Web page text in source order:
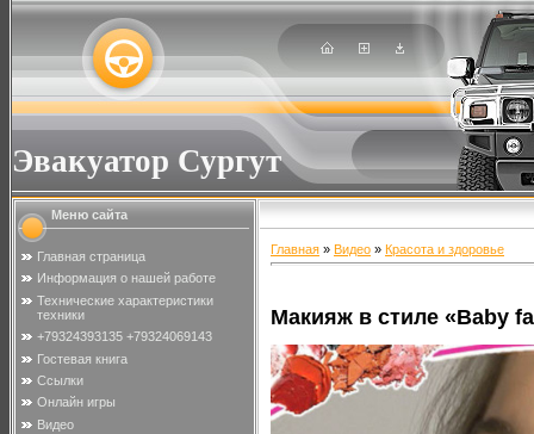
Эвакуатор Сургут
Меню сайта
Главная страница
Информация о нашей работе
Технические характеристики
техники
+79324393135 +79324069143
Гостевая книга
Ссылки
Онлайн игры
Видео
Главная » Видео » Красота и здоровье
Макияж в стиле «Baby